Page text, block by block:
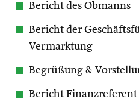
Bericht des Obmanns
Bericht der
Vermarktung
Begrüßung &
Bericht Finanzreferent